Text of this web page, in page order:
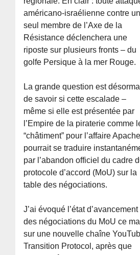
américano-israélienne contre un
seul membre de l’Axe de la
Résistance déclenchera une
riposte sur plusieurs fronts – du
golfe Persique à la mer Rouge.
La grande question est
de savoir si cette escalade –
même si elle est présentée par
l’Empire de la piraterie comme
“châtiment” pour l’affaire
pourrait se traduire
par l’abandon officiel du cadre
protocole d’accord (MoU) sur la
table des négociations.
J’ai évoqué l’état d’avancement
des négociations du MoU ce
sur une nouvelle chaîne
Transition Protocol, après que